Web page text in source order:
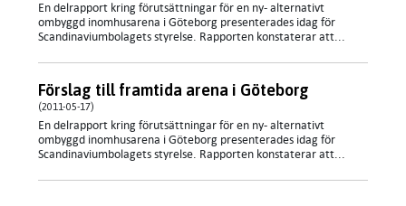
En delrapport kring förutsättningar för en ny- alternativt
ombyggd inomhusarena i Göteborg presenterades idag för
Scandinaviumbolagets styrelse. Rapporten konstaterar att...
Förslag till framtida arena i Göteborg
(2011-05-17)
En delrapport kring förutsättningar för en ny- alternativt
ombyggd inomhusarena i Göteborg presenterades idag för
Scandinaviumbolagets styrelse. Rapporten konstaterar att...